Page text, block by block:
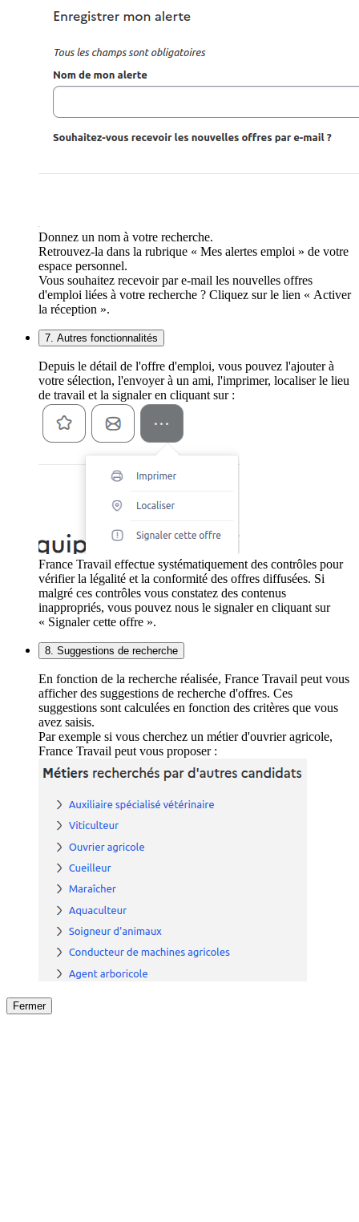
Donnez un nom à votre recherche.
Retrouvez-la dans la rubrique « Mes alertes emploi » de votre
espace personnel.
Vous souhaitez recevoir par e-mail les nouvelles offres
d'emploi liées à votre recherche ? Cliquez sur le lien « Activer
la réception ».
7. Autres fonctionnalités
Depuis le détail de l'offre d'emploi, vous pouvez l'ajouter à
votre sélection, l'envoyer à un ami, l'imprimer, localiser le lieu
de travail et la signaler en cliquant sur :
France Travail effectue systématiquement des contrôles pour
vérifier la légalité et la conformité des offres diffusées. Si
malgré ces contrôles vous constatez des contenus
inappropriés, vous pouvez nous le signaler en cliquant sur
« Signaler cette offre ».
8. Suggestions de recherche
En fonction de la recherche réalisée, France Travail peut vous
afficher des suggestions de recherche d'offres. Ces
suggestions sont calculées en fonction des critères que vous
avez saisis.
Par exemple si vous cherchez un métier d'ouvrier agricole,
France Travail peut vous proposer :
Fermer